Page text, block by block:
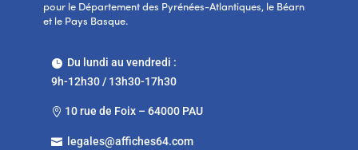
pour le Département des Pyrénées-Atlantiques, le Béarn
et le Pays Basque.
Du lundi au vendredi :
9h-12h30 / 13h30-17h30
 10 rue de Foix – 64000 PAU
 legales@affiches64.com